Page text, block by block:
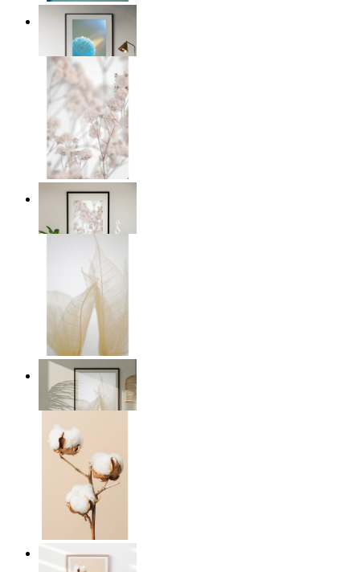
Soft Blue Bloom
14,95 €
Soft Blush Flowers
Ab 14,95 €
Transparent Nature
Ab 14,95 €
Cotton Calm